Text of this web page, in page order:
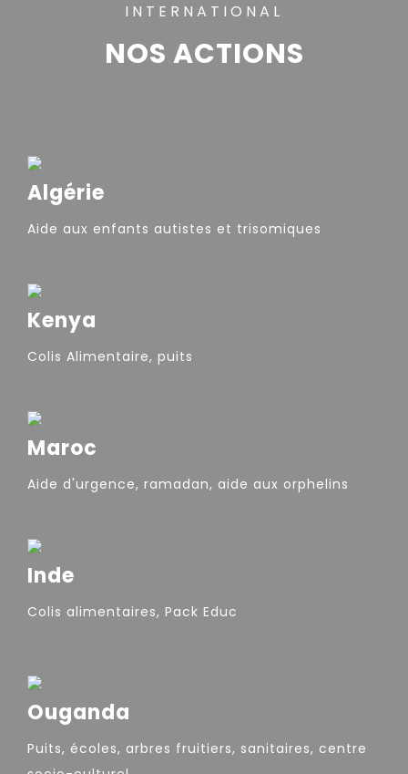
INTERNATIONAL
NOS ACTIONS
Algérie
Aide aux enfants autistes et trisomiques
Kenya
Colis Alimentaire, puits
Maroc
Aide d'urgence, ramadan, aide aux orphelins
Inde
Colis alimentaires, Pack Educ
Ouganda
Puits, écoles, arbres fruitiers, sanitaires, centre